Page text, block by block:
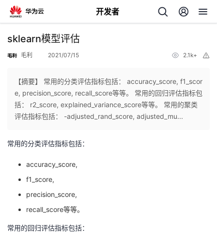
开发者
返
个
人
主
我
的
发
者
sklearn模型评估
毛利 2021/07/15 2.1k+
【摘要】 常用的分类评估指标包括： accuracy_score, f1_scor
e, precision_score, recall_score等等。 常用的回归评估指标包
括： r2_score, explained_variance_score等等。 常用的聚类
评估指标包括： -adjusted_rand_score, adjusted_mu...
常用的分类评估指标包括：
accuracy_score,
f1_score,
precision_score,
recall_score等等。
常用的回归评估指标包括：